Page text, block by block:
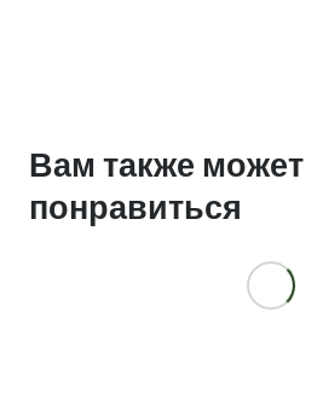
Вам также может
понравиться